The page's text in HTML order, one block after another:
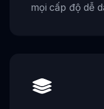
mọi cấp độ dễ